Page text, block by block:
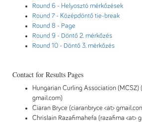
Round 6 - Helyosztó mérkőzések
Round 7 - Középdöntő tie-break
Round 8 - Page
Round 9 - Döntő 2. mérkőzés
Round 10 - Döntő 3. mérkőzés
Contact for Results Pages
Hungarian Curling Association (MCSZ)
gmail.com)
Ciaran Bryce (ciaranbryce <at>
Chrislain Razafimahefa (razafima <at>